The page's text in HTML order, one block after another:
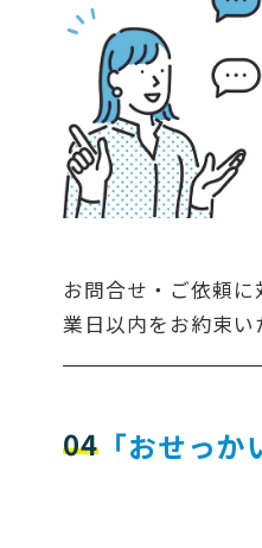
お問合せ・ご依頼
業日以内をお約束い
04「おせっか